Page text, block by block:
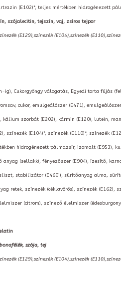
(E102)*, teljes mértékben hidrogénezett
szójalecitin, tejszín, vaj, zsíros tejpor
(E129),színezék (E104),színezék
ig), Cukorgyöngy válogatás, Egyedi torta fújás
cukor, emulgeálószer (E471),
kálium szorbát (E202), kármin (E120), lutein,
színezék (E104)*, színezék (E110)*, színezék
hidrogénezett pálmazsír, izomalt (E953),
anyag (sellakk), fényezőszer (E904), ízesítő,
stabilizátor (E460i), sürítőanyag alma,
retek, színezék (céklavörös), színezék (E162),
(citrom), színező élelmiszer
szója, tej
(E129),színezék (E104),színezék